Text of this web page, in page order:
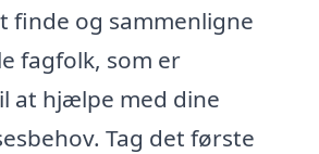
finde og sammenligne
fagfolk, som er
at hjælpe med dine
Tag det første